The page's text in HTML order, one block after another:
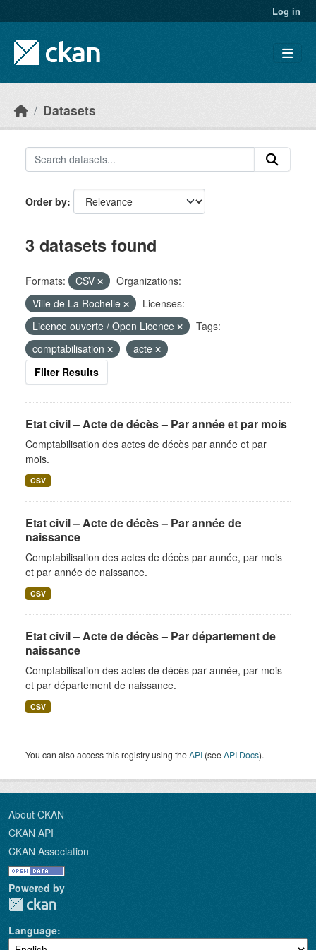
Log in
Datasets
Order by
3 datasets found
Formats: CSV
Organizations:
Ville de La Rochelle
Licenses:
Licence ouverte / Open Licence
Tags:
comptabilisation
acte
Filter Results
Etat civil – Acte de décès – Par année et par mois
Comptabilisation des actes de décès par année et par
mois.
CSV
Etat civil – Acte de décès – Par année de
naissance
Comptabilisation des actes de décès par année, par mois
et par année de naissance.
CSV
Etat civil – Acte de décès – Par département de
naissance
Comptabilisation des actes de décès par année, par mois
et par département de naissance.
CSV
You can also access this registry using theAPI (seeAPI Docs).
About CKAN
CKAN API
CKAN Association
Powered by
Language